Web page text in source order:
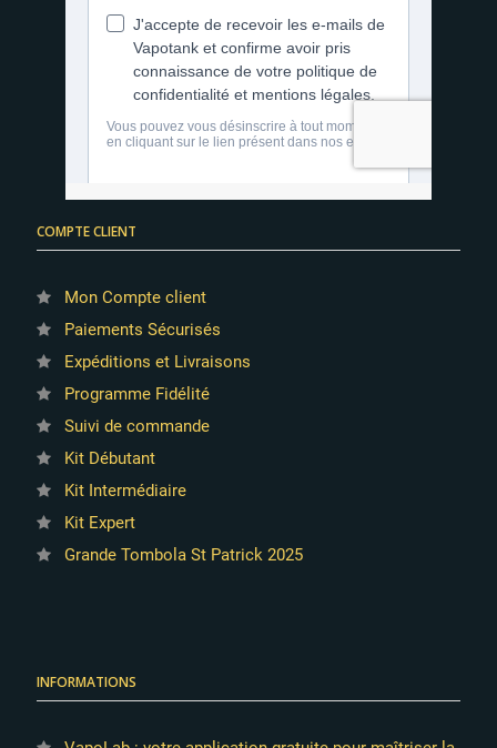
COMPTE CLIENT
Mon Compte client
Paiements Sécurisés
Expéditions et Livraisons
Programme Fidélité
Suivi de commande
Kit Débutant
Kit Intermédiaire
Kit Expert
Grande Tombola St Patrick 2025
INFORMATIONS